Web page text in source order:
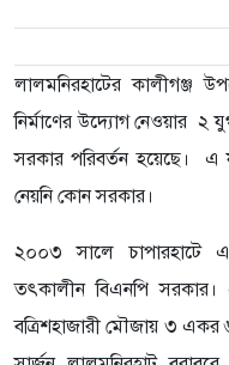
লালমনিরহাটের কালীগঞ্জ
নির্মাণের উদ্যোগ নেওয়ার ২
সরকার পরিবর্তন হয়েছে। এ
নেয়নি কোন সরকার।
২০০৩ সালে চাপারহাটে
তৎকালীন বিএনপি
বত্রিশহাজারী মৌজায় ৩